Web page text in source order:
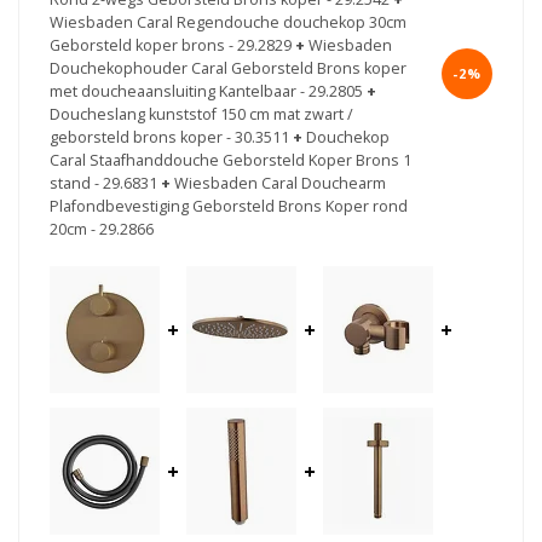
Wiesbaden Caral Regendouche douchekop 30cm
Geborsteld koper brons - 29.2829 + Wiesbaden
Douchekophouder Caral Geborsteld Brons koper
met doucheaansluiting Kantelbaar - 29.2805 +
Doucheslang kunststof 150 cm mat zwart /
geborsteld brons koper - 30.3511 + Douchekop
Caral Staafhanddouche Geborsteld Koper Brons 1
stand - 29.6831 + Wiesbaden Caral Douchearm
Plafondbevestiging Geborsteld Brons Koper rond
20cm - 29.2866
-2%
+ + +
+ +